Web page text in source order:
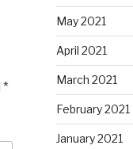
*
May 2021
April 2021
March 2021
February 2021
January 2021